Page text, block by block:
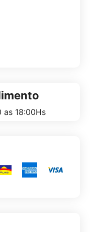
as 18:00Hs